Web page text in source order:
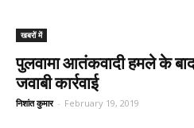
खबरों में
पुलवामा आतंकवादी हमले के
जवाबी कार्रवाई
निशांत कुमार - February 19, 2019